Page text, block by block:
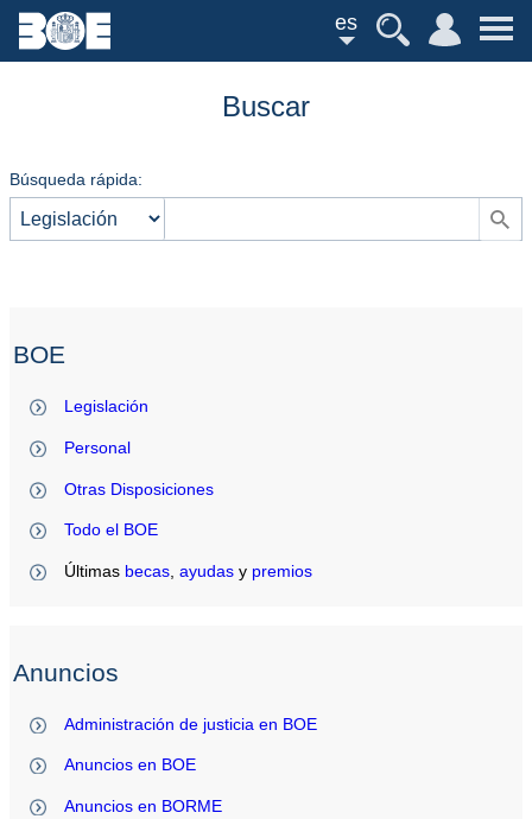
es
Buscar
Búsqueda rápida:
BOE
Legislación
Personal
Otras Disposiciones
Todo el BOE
Últimas becas ,ayudas y premios
Anuncios
Administración de justicia en BOE
Anuncios en BOE
Anuncios en BORME